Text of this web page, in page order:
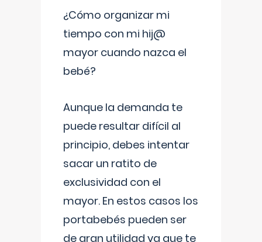
¿Cómo organizar mi
tiempo con mi hij@
mayor cuando nazca el
bebé?
Aunque la demanda te
puede resultar difícil al
principio, debes intentar
sacar un ratito de
exclusividad con el
mayor. En estos casos los
portabebés pueden ser
de gran utilidad ya que te